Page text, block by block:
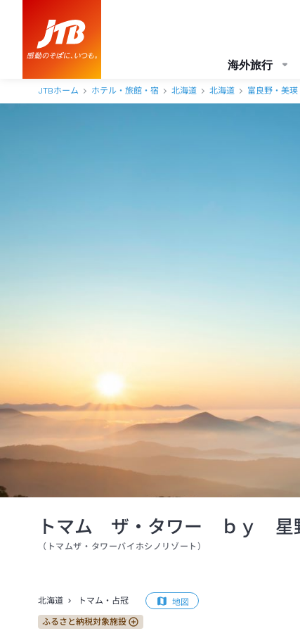
海外旅行
JTBホーム ホテル・旅館・宿 北海道 北海道 富良野・美瑛
トマム ザ・タワー ｂｙ 星
（ トマムザ・タワーバイホシノリゾート ）
北海道 トマム・占冠 地図
ふるさと納税対象施設